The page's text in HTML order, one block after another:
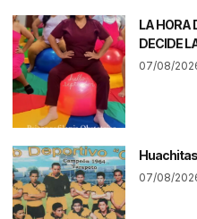
LA HORA
DECIDE
07/08/
07/08/